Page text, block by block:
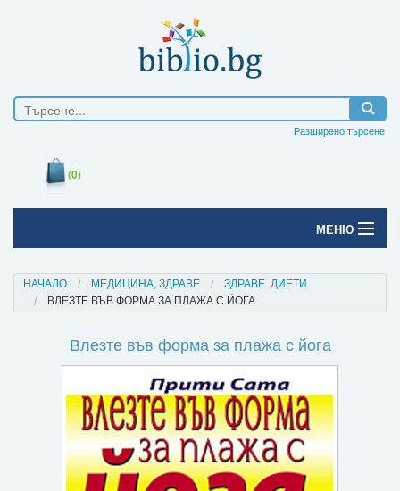
Разширено търсене
(0)
МЕНЮ
Печатни книги
Електронни книги
Подаръци
НАЧАЛО МЕДИЦИНА, ЗДРАВЕ
ЗДРАВЕ. ДИЕТИ
ВЛЕЗТЕ ВЪВ ФОРМА ЗА ПЛАЖА С ЙОГА
Влезте във форма за плажа с йога